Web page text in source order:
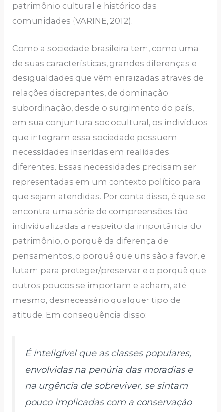
patrimônio cultural e histórico das
comunidades (VARINE, 2012).
Como a sociedade brasileira tem, como uma
de suas características, grandes diferenças e
desigualdades que vêm enraizadas através de
relações discrepantes, de dominação
subordinação, desde o surgimento do país,
em sua conjuntura sociocultural, os indivíduos
que integram essa sociedade possuem
necessidades inseridas em realidades
diferentes. Essas necessidades precisam ser
representadas em um contexto político para
que sejam atendidas. Por conta disso, é que se
encontra uma série de compreensões tão
individualizadas a respeito da importância do
patrimônio, o porquê da diferença de
pensamentos, o porquê que uns são a favor, e
lutam para proteger/preservar e o porquê que
outros poucos se importam e acham, até
mesmo, desnecessário qualquer tipo de
atitude. Em consequência disso:
É inteligível que as classes populares,
envolvidas na penúria das moradias e
na urgência de sobreviver, se sintam
pouco implicadas com a conservação